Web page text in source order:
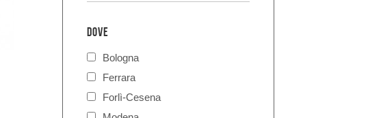
DOVE
Bologna
Ferrara
Forlì-Cesena